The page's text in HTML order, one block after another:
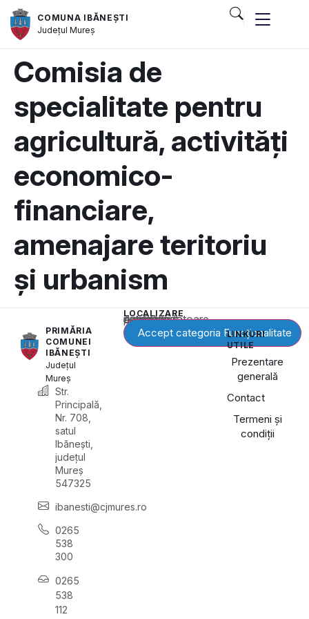
COMUNA IBĂNEȘTI
JudețulMureș
Comisia de
specialitate pentru
agricultură, activități
economico-
financiare,
amenajare teritoriu
și urbanism
PRIMĂRIA
COMUNEI
IBĂNEȘTI
Județul
Mureș
Str.
Principală,
Nr. 708,
satul
Ibănești,
județul
Mureș
547325
ibanesti@cjmures.ro
0265
538
300
0265
538
112
LOCALIZARE
Acest conținut este blocat până când acceptați categoria corespunzătoare de cookie-uri.
Accept categoria Funcționalitate
LINKURI
UTILE
Prezentare
generală
Contact
Termeni și
condiții